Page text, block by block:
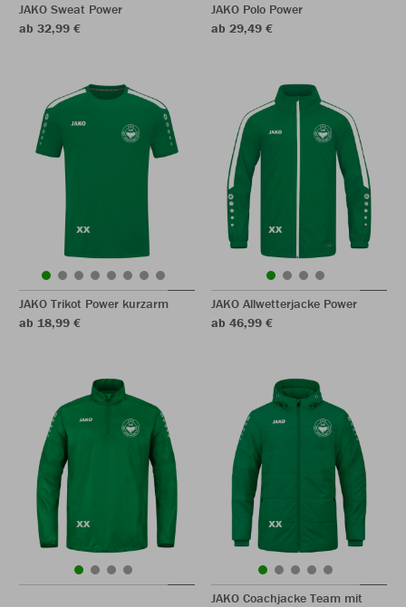
JAKO Sweat Power
ab 32,99 €
JAKO Polo Power
ab 29,49 €
JAKO Trikot Power kurzarm
ab 18,99 €
JAKO Allwetterjacke Power
ab 46,99 €
JAKO Coachjacke Team mit